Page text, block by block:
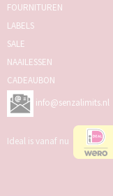
FOURNITUREN
LABELS
SALE
NAAILESSEN
CADEAUBON
info@senzalimits.nl
Ideal is vanaf nu